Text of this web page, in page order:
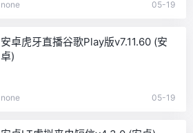
none 05-19
安卓虎牙直播谷歌Play版v7.11.60 (安
卓)
none 05-19